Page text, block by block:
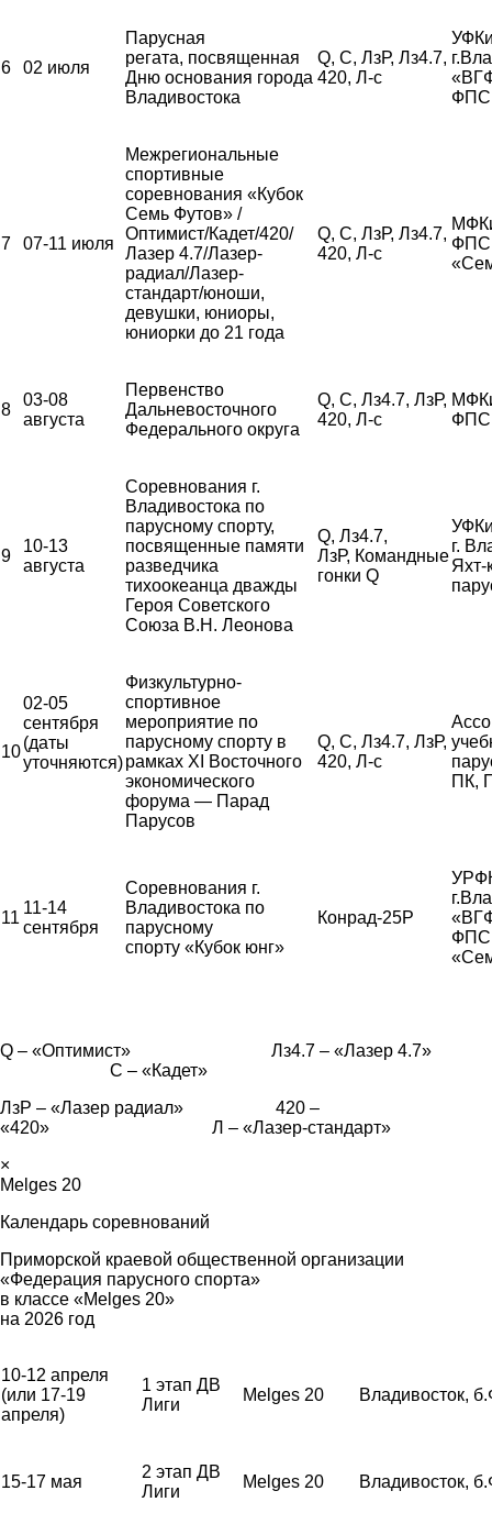
6 02 июля
Парусная
регата, посвященная
Дню основания города
Владивостока
Q, С, ЛзР, Лз4.7,
420, Л-с
ФПС
7 07-11 июля
Межрегиональные
спортивные
соревнования «Кубок
Семь Футов» /
Оптимист/Кадет/420/
Лазер 4.7/Лазер-
радиал/Лазер-
стандарт/юноши,
девушки, юниоры,
юниорки до 21 года
Q, С, ЛзР, Лз4.7,
420, Л-с
ФПС,
8
03-08
августа
Первенство
Дальневосточного
Федерального округа
Q, С, Лз4.7, ЛзР,
420, Л-с
ФПС
9
10-13
августа
Соревнования г.
Владивостока по
парусному спорту,
посвященные памяти
разведчика
тихоокеанца дважды
Героя Советского
Союза В.Н. Леонова
Q, Лз4.7,
ЛзР, Командные
гонки Q
г.
Яхт-
10
02-05
сентября
(даты
уточняются)
Физкультурно-
спортивное
мероприятие по
парусному спорту в
рамках XI Восточного
экономического
форума — Парад
Парусов
Q, С, Лз4.7, ЛзР,
420, Л-с
ПК,
11
11-14
сентября
Соревнования г.
Владивостока по
парусному
спорту «Кубок юнг»
Конрад-25Р
Q – «Оптимист» Лз4.7 – «Лазер 4.7»
С – «Кадет»
ЛзР – «Лазер радиал» 420 –
«420» Л – «Лазер-стандарт»
×
Melges 20
Календарь соревнований
Приморской краевой общественной организации
«Федерация парусного спорта»
в классе «Melges 20»
на 2026 год
10-12 апреля
(или 17-19
апреля)
1 этап ДВ
Лиги
Melges 20 Владивосток,
15-17 мая
2 этап ДВ
Лиги
Melges 20 Владивосток,